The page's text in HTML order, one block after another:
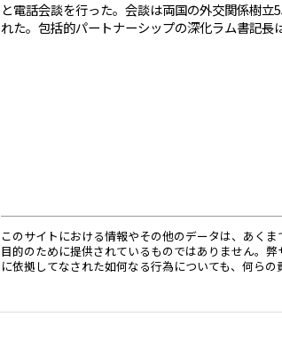
と電話会談を行った。会談は両国の外交関係樹立
れた。包括的パートナーシップの深化ラム書記長
このサイトにおける情報やその他のデータは、あく
目的のために提供されているものではありません。
に依拠してなされた如何なる行為についても、何らの